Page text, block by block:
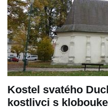
Kostel svatého
kostlivci s